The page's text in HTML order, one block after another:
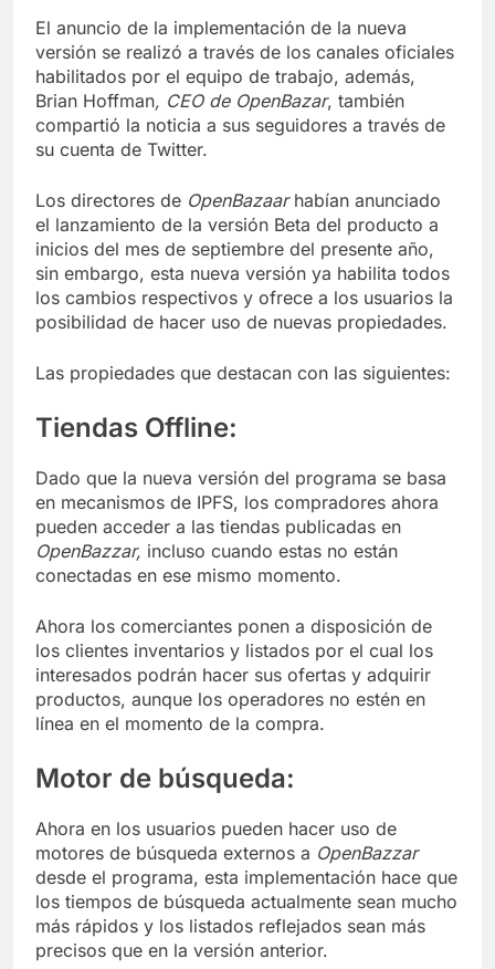
El anuncio de la implementación de la nueva
versión se realizó a través de los canales oficiales
habilitados por el equipo de trabajo, además,
Brian Hoffman, CEO de OpenBazar, también
compartió la noticia a sus seguidores a través de
su cuenta de Twitter.
Los directores de OpenBazaarhabían anunciado
el lanzamiento de la versión Beta del producto a
inicios del mes de septiembre del presente año,
sin embargo, esta nueva versión ya habilita todos
los cambios respectivos y ofrece a los usuarios la
posibilidad de hacer uso de nuevas propiedades.
Las propiedades que destacan con las siguientes:
Tiendas Offline:
Dado que la nueva versión del programa se basa
en mecanismos de IPFS, los compradores ahora
pueden acceder a las tiendas publicadas en
OpenBazzar, incluso cuando estas no están
conectadas en ese mismo momento.
Ahora los comerciantes ponen a disposición de
los clientes inventarios y listados por el cual los
interesados podrán hacer sus ofertas y adquirir
productos, aunque los operadores no estén en
línea en el momento de la compra.
Motor de búsqueda:
Ahora en los usuarios pueden hacer uso de
motores de búsqueda externos a OpenBazzar
desde el programa, esta implementación hace que
los tiempos de búsqueda actualmente sean mucho
más rápidos y los listados reflejados sean más
precisos que en la versión anterior.